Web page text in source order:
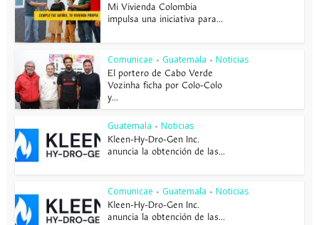
Mi Vivienda Colombia
impulsa una iniciativa para...
Comunicae • Guatemala • Noticias
El portero de Cabo Verde
Vozinha ficha por Colo-Colo
y...
Guatemala • Noticias
Kleen-Hy-Dro-Gen Inc.
anuncia la obtención de las...
Comunicae • Guatemala • Noticias
Kleen-Hy-Dro-Gen Inc.
anuncia la obtención de las...